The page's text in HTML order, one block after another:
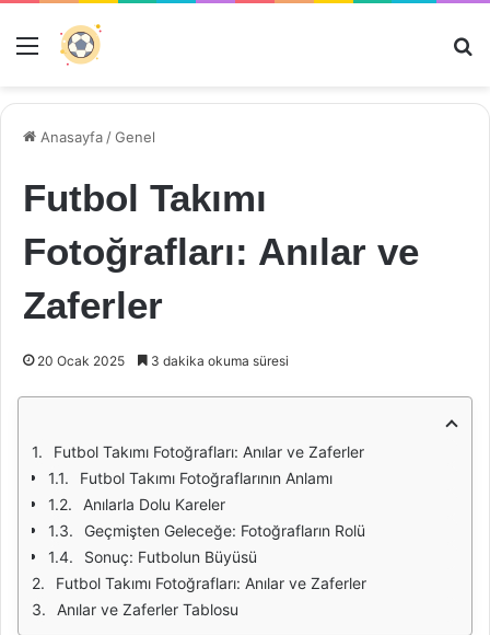
Menü
Anasayfa /Genel
Futbol Takımı
Fotoğrafları: Anılar ve
Zaferler
20 Ocak 2025 3 dakika okuma süresi
Futbol Takımı Fotoğrafları: Anılar ve Zaferler
Futbol Takımı Fotoğraflarının Anlamı
Anılarla Dolu Kareler
Geçmişten Geleceğe: Fotoğrafların Rolü
Sonuç: Futbolun Büyüsü
Futbol Takımı Fotoğrafları: Anılar ve Zaferler
Anılar ve Zaferler Tablosu